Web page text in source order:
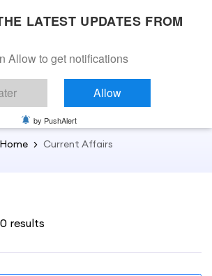
Current Affairs
Affairs
Home Current Affairs
results
LATEST UPDATES FROM
Allow to get notifications
Allow
by PushAlert